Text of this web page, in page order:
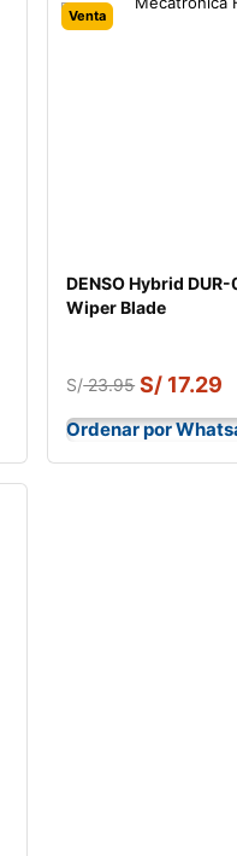
Venta
DENSO Hybrid
Wiper Blade
S/23.95 S/ 17.29
Ordenar por